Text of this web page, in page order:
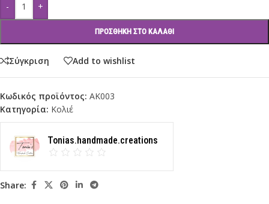
- +
ΠΡΟΣΘΉΚΗ ΣΤΟ ΚΑΛΆΘΙ
Σύγκριση Add to wishlist
Κωδικός προϊόντος: AK003
Κατηγορία: Κολιέ
Tonias.handmade.creations
Share: